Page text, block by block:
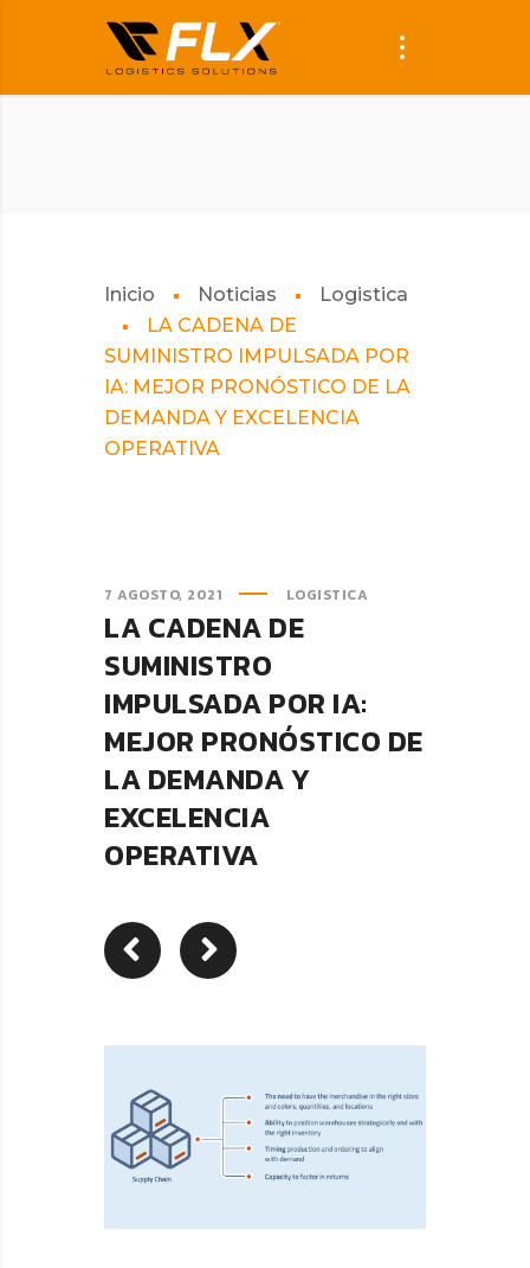
Inicio Noticias
Logistica
LA CADENA DE
SUMINISTRO IMPULSADA POR
IA: MEJOR PRONÓSTICO DE LA
DEMANDA Y EXCELENCIA
OPERATIVA
7 AGOSTO, 2021 LOGISTICA
LA CADENA DE
SUMINISTRO
IMPULSADA POR IA:
MEJOR PRONÓSTICO DE
LA DEMANDA Y
EXCELENCIA
OPERATIVA